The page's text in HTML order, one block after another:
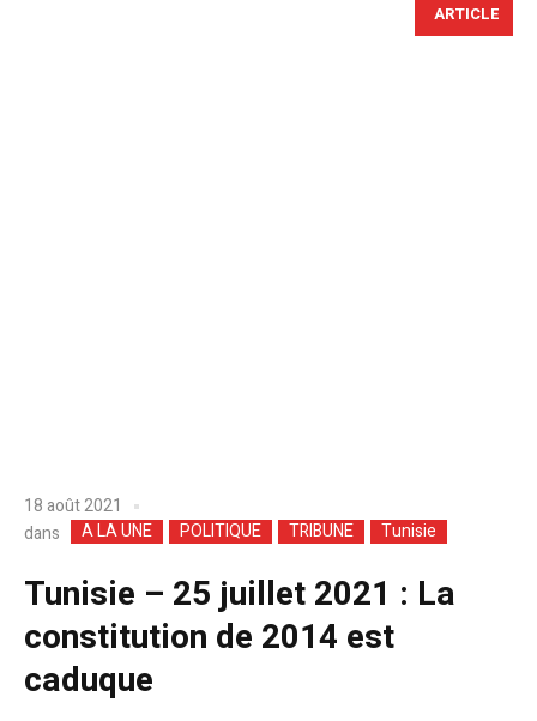
ARTICLE
18 août 2021
dans
A LA UNE POLITIQUE TRIBUNE Tunisie
Tunisie – 25 juillet 2021 : La
constitution de 2014 est
caduque